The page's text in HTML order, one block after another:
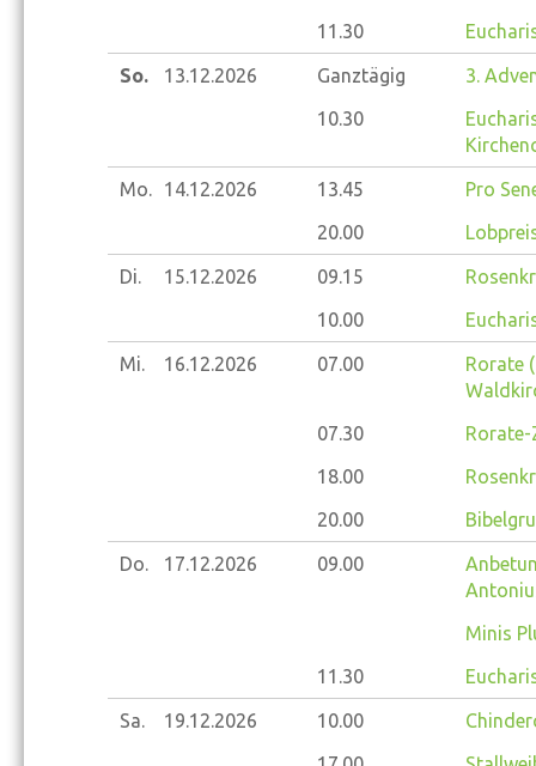
11.30
So. 13.12.2026 Ganztägig
3.
10.30
Mo. 14.12.2026 13.45
Pro
20.00
Di. 15.12.2026 09.15
10.00
Mi. 16.12.2026 07.00
Rorate
07.30
18.00
20.00
Do. 17.12.2026 09.00
Minis
11.30
Sa. 19.12.2026 10.00